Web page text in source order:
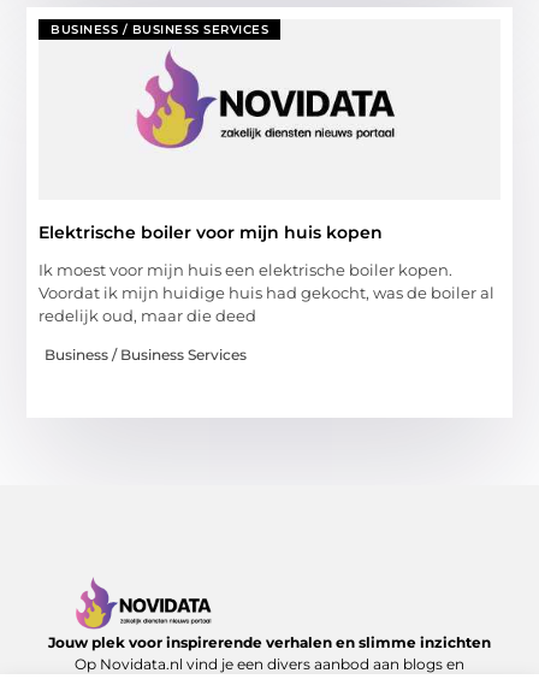
BUSINESS / BUSINESS SERVICES
Elektrische boiler voor mijn huis kopen
Ik moest voor mijn huis een elektrische boiler kopen.
Voordat ik mijn huidige huis had gekocht, was de boiler al
redelijk oud, maar die deed
Business / Business Services
Jouw plek voor inspirerende verhalen en slimme inzichten
Op Novidata.nl vind je een divers aanbod aan blogs en